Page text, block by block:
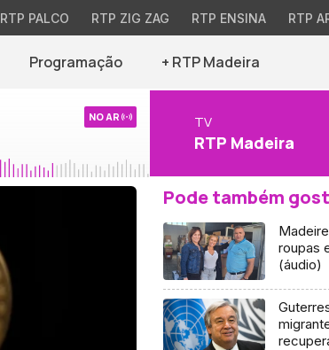
RTP PALCO RTP ZIG ZAG RTP ENSINA RTP
Programação + RTP Madeira
NO AR TV
RTP Madeira
Pode também
roupas
(áudio)